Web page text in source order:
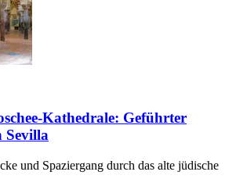
Kathedrale: Geführter
Sevilla
und Spaziergang durch das alte jüdische